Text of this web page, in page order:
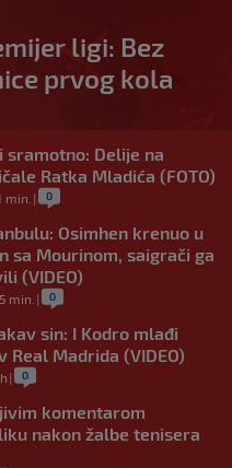
ligi: Bez
prvog kola
sramotno: Delije na
Ratka Mladića (FOTO)
min. | 0
Osimhen krenuo u
sa Mourinom, saigrači ga
(VIDEO)
min. | 0
sin: I Kodro mlađi
Real Madrida (VIDEO)
| 0
komentarom
nakon žalbe tenisera